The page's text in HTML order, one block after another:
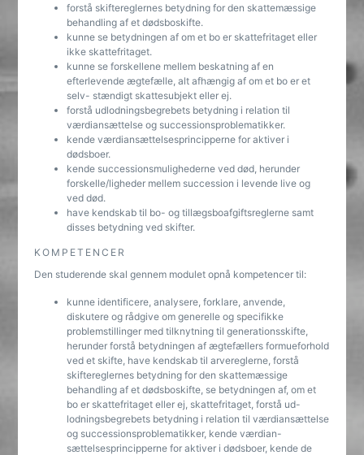
forstå skiftereglernes betydning for den skattemæssige
behandling af et dødsboskifte.
kunne se betydningen af om et bo er skattefritaget eller
ikke skattefritaget.
kunne se forskellene mellem beskatning af en
efterlevende ægtefælle, alt afhængig af om et bo er et
selv- stændigt skattesubjekt eller ej.
forstå udlodningsbegrebets betydning i relation til
værdiansættelse og successionsproblematikker.
kende værdiansættelsesprincipperne for aktiver i
dødsboer.
kende successionsmulighederne ved død, herunder
forskelle/ligheder mellem succession i levende live og
ved død.
have kendskab til bo- og tillægsboafgiftsreglerne samt
disses betydning ved skifter.
KOMPETENCER
Den studerende skal gennem modulet opnå kompetencer til:
kunne identificere, analysere, forklare, anvende,
diskutere og rådgive om generelle og specifikke
problemstillinger med tilknytning til generationsskifte,
herunder forstå betydningen af ægtefællers formueforhold
ved et skifte, have kendskab til arvereglerne, forstå
skiftereglernes betydning for den skattemæssige
behandling af et dødsboskifte, se betydningen af, om et
bo er skattefritaget eller ej, skattefritaget, forstå ud-
lodningsbegrebets betydning i relation til værdiansættelse
og successionsproblematikker, kende værdian-
sættelsesprincipperne for aktiver i dødsboer, kende de